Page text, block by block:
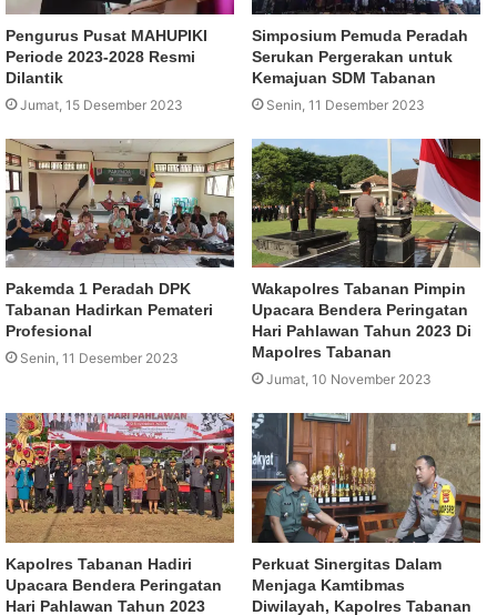
Pengurus Pusat MAHUPIKI
Periode 2023-2028 Resmi
Dilantik
Jumat, 15 Desember 2023
Simposium Pemuda Peradah
Serukan Pergerakan untuk
Kemajuan SDM Tabanan
Senin, 11 Desember 2023
Pakemda 1 Peradah DPK
Tabanan Hadirkan Pemateri
Profesional
Senin, 11 Desember 2023
Wakapolres Tabanan Pimpin
Upacara Bendera Peringatan
Hari Pahlawan Tahun 2023 Di
Mapolres Tabanan
Jumat, 10 November 2023
Kapolres Tabanan Hadiri
Upacara Bendera Peringatan
Hari Pahlawan Tahun 2023
Perkuat Sinergitas Dalam
Menjaga Kamtibmas
Diwilayah, Kapolres Tabanan